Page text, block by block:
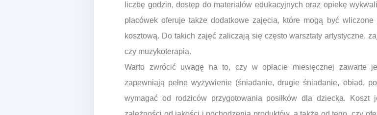
liczbę godzin, dostęp do materiałów edukacyjnych oraz opiekę
placówek oferuje także dodatkowe zajęcia, które mogą być
kosztową. Do takich zajęć zaliczają się często warsztaty artystyczne,
czy muzykoterapia.
Warto zwrócić uwagę na to, czy w opłacie miesięcznej zawarte
zapewniają pełne wyżywienie (śniadanie, drugie śniadanie, obiad,
wymagać od rodziców przygotowania posiłków dla dziecka.